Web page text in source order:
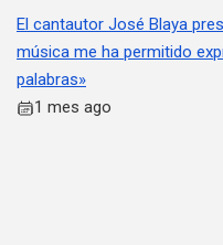
El cantautor José Blaya
música me ha permitido
palabras»
1 mes ago